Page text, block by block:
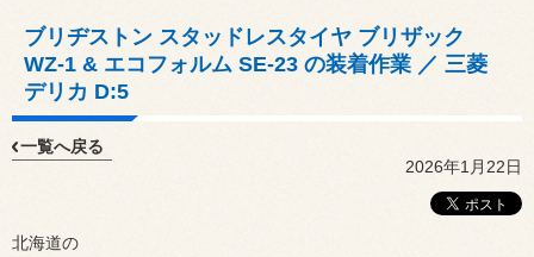
ブリヂストン スタッドレスタイヤ ブリザック
WZ-1 & エコフォルム SE-23 の装着作業 ／ 三菱
デリカ D:5
一覧へ戻る
2026年1月22日
北海道の